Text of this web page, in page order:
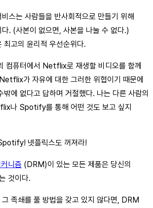
스는 사람들을 반사회적으로 만들기 위해
. (사본이 없으면, 사본을 나눌 수 없다.)
최고의 윤리적 우선순위다.
컴퓨터에서 Netflix로 재생할 비디오를 함께
가 자유에 대한 그러한 위협이기 때문에
밖에 없다고 답하며 거절했다. 나는 다른 사람의
나 Spotify를 통해 어떤 것도 보고 싶지
넷플릭스도 꺼져라!
니즘 (DRM)이 있는 모든 제품은 당신의
것이다.
족쇄를 풀 방법을 갖고 있지 않다면, DRM